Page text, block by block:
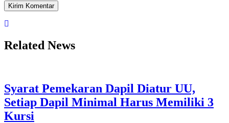
Related News
Syarat Pemekaran Dapil Diatur UU,
Setiap Dapil Minimal Harus Memiliki 3
Kursi